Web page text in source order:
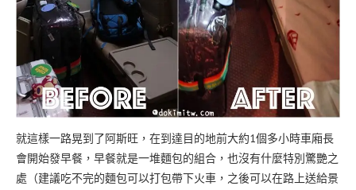
就這樣一路晃到了阿斯旺，在到達目的地前大約1個多小時車廂長
會開始發早餐，早餐就是一堆麵包的組合，也沒有什麼特別驚艷之
處（建議吃不完的麵包可以打包帶下火車，之後可以在路上送給景